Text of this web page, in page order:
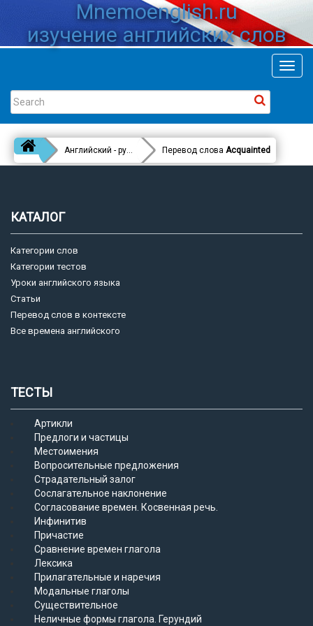
Mnemoenglish.ru
изучение английских слов
Английский - русский Перевод слова Acquainted
КАТАЛОГ
Категории слов
Категории тестов
Уроки английского языка
Статьи
Перевод слов в контексте
Все времена английского
ТЕСТЫ
Артикли
Предлоги и частицы
Местоимения
Вопросительные предложения
Страдательный залог
Сослагательное наклонение
Согласование времен. Косвенная речь.
Инфинитив
Причастие
Сравнение времен глагола
Лексика
Прилагательные и наречия
Модальные глаголы
Существительное
Неличные формы глагола. Герундий